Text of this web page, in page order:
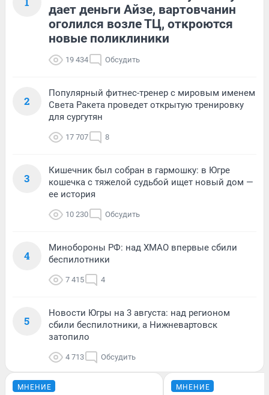
дает деньги Айзе, вартовчанин
оголился возле ТЦ, откроются
новые поликлиники
19 434 Обсудить
2
Популярный фитнес-тренер с мировым именем
Света Ракета проведет открытую тренировку
для сургутян
17 707 8
3
Кишечник был собран в гармошку: в Югре
кошечка с тяжелой судьбой ищет новый дом —
ее история
10 230 Обсудить
4
Минобороны РФ: над ХМАО впервые сбили
беспилотники
7 415 4
5
Новости Югры на 3 августа: над регионом
сбили беспилотники, а Нижневартовск
затопило
4 713 Обсудить
МНЕНИЕ МНЕНИЕ